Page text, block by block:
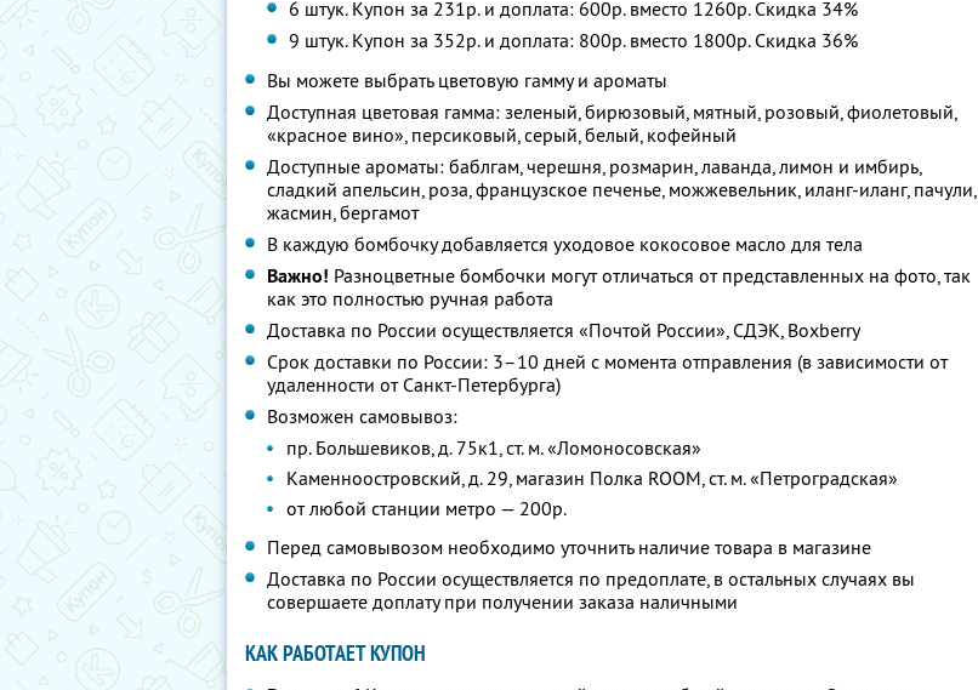
6 штук. Купон за 231р. и доплата: 600р. вместо 1260р. Скидка 34%
9 штук. Купон за 352р. и доплата: 800р. вместо 1800р. Скидка 36%
Вы можете выбрать цветовую гамму и ароматы
Доступная цветовая гамма: зеленый, бирюзовый, мятный, розовый, фиолетовый,
«красное вино», персиковый, серый, белый, кофейный
Доступные ароматы: баблгам, черешня, розмарин, лаванда, лимон и имбирь,
сладкий апельсин, роза, французское печенье, можжевельник, иланг-иланг, пачули,
жасмин, бергамот
В каждую бомбочку добавляется уходовое кокосовое масло для тела
Важно! Разноцветные бомбочки могут отличаться от представленных на фото, так
как это полностью ручная работа
Доставка по России осуществляется «Почтой России», СДЭК, Boxberry
Срок доставки по России: 3–10 дней с момента отправления (в зависимости от
удаленности от Санкт-Петербурга)
Возможен самовывоз:
пр. Большевиков, д. 75к1, ст. м. «Ломоносовская»
Каменноостровский, д. 29, магазин Полка ROOM, ст. м. «Петроградская»
от любой станции метро — 200р.
Перед самовывозом необходимо уточнить наличие товара в магазине
Доставка по России осуществляется по предоплате, в остальных случаях вы
совершаете доплату при получении заказа наличными
КАК РАБОТАЕТ КУПОН